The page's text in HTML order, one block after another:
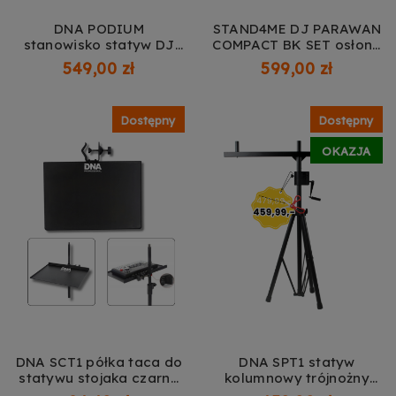
DNA PODIUM
stanowisko statyw DJ
pulpit pod laptop
kontroler paski
do 20 kg
549,00 zł
STAND4ME DJ PARAWAN
COMPACT BK SET osłona
ekran składany 4-
panelowy 4x czarna
transportowy zestaw
599,00 zł
Dostępny
DNA SCT1 półka taca do
statywu stojaka czarna
Dostępny
OKAZJA
DNA SPT1 statyw
kolumnowy trójnożny